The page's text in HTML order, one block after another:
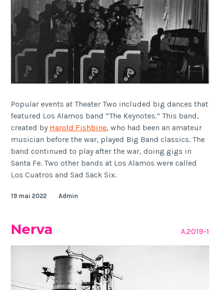
Popular events at Theater Two included big dances that
featured Los Alamos band “The Keynotes.” This band,
created by Harold Fishbine, who had been an amateur
musician before the war, played Big Band classics. The
band continued to play after the war, doing gigs in
Santa Fe. Two other bands at Los Alamos were called
Los Cuatros and Sad Sack Six.
19 mai 2022 Admin
Nerva A.2019-1